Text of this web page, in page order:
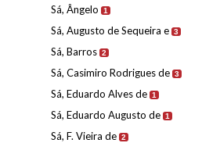
Sá, Ângelo 1
Sá, Augusto de Sequeira e 3
Sá, Barros 2
Sá, Casimiro Rodrigues de 3
Sá, Eduardo Alves de 1
Sá, Eduardo Augusto de 1
Sá, F. Vieira de 2